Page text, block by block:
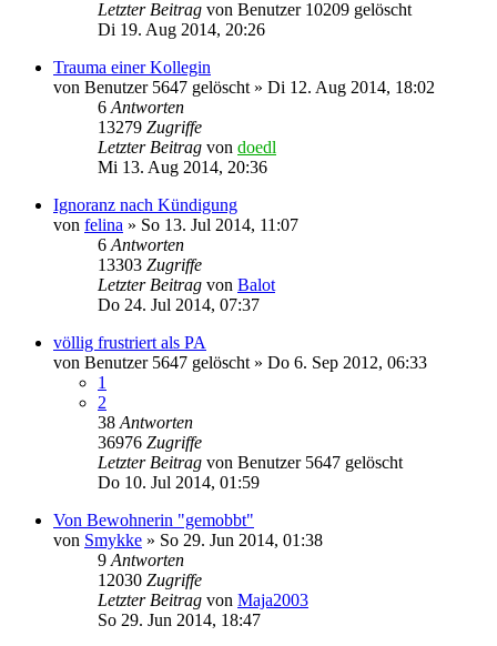
Letzter Beitrag von Benutzer 10209 gelöscht
Di 19. Aug 2014, 20:26
Trauma einer Kollegin
von Benutzer 5647 gelöscht » Di 12. Aug 2014, 18:02
6 Antworten
13279 Zugriffe
Letzter Beitrag von doedl
Mi 13. Aug 2014, 20:36
Ignoranz nach Kündigung
von felina » So 13. Jul 2014, 11:07
6 Antworten
13303 Zugriffe
Letzter Beitrag von Balot
Do 24. Jul 2014, 07:37
völlig frustriert als PA
von Benutzer 5647 gelöscht » Do 6. Sep 2012, 06:33
1
2
38 Antworten
36976 Zugriffe
Letzter Beitrag von Benutzer 5647 gelöscht
Do 10. Jul 2014, 01:59
Von Bewohnerin "gemobbt"
von Smykke » So 29. Jun 2014, 01:38
9 Antworten
12030 Zugriffe
Letzter Beitrag von Maja2003
So 29. Jun 2014, 18:47